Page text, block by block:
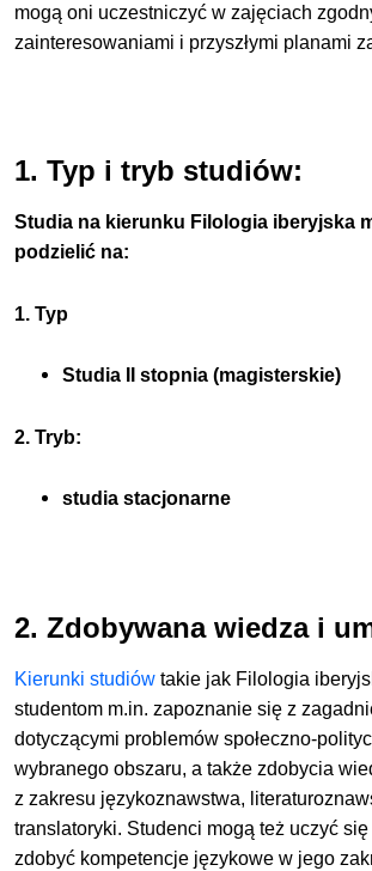
mogą oni uczestniczyć w zajęciach
zainteresowaniami i przyszłymi planami
1. Typ i tryb studiów:
Studia na kierunku Filologia iberyjska
podzielić na:
1. Typ
Studia II stopnia (magisterskie)
2. Tryb:
studia stacjonarne
2. Zdobywana wiedza i
Kierunki studiów takie jak Filologia
studentom m.in. zapoznanie się z
dotyczącymi problemów społeczno-
wybranego obszaru, a także zdobycia
z zakresu językoznawstwa,
translatoryki. Studenci mogą też uczyć
zdobyć kompetencje językowe w jego